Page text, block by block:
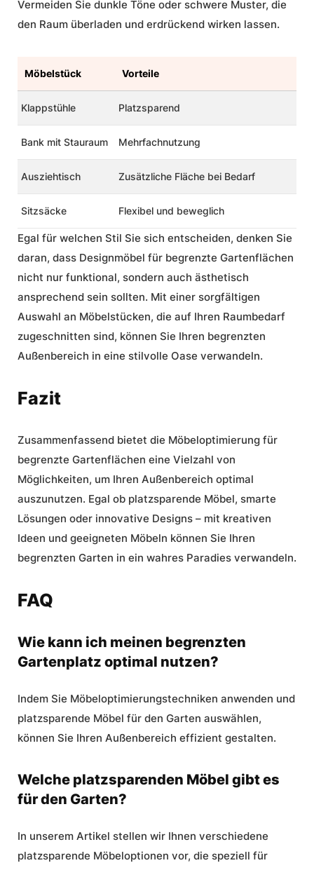
Vermeiden Sie dunkle Töne oder schwere Muster, die
den Raum überladen und erdrückend wirken lassen.
Möbelstück Vorteile
Klappstühle Platzsparend
Bank mit Stauraum Mehrfachnutzung
Ausziehtisch Zusätzliche Fläche bei Bedarf
Sitzsäcke Flexibel und beweglich
Egal für welchen Stil Sie sich entscheiden, denken Sie
daran, dass Designmöbel für begrenzte Gartenflächen
nicht nur funktional, sondern auch ästhetisch
ansprechend sein sollten. Mit einer sorgfältigen
Auswahl an Möbelstücken, die auf Ihren Raumbedarf
zugeschnitten sind, können Sie Ihren begrenzten
Außenbereich in eine stilvolle Oase verwandeln.
Fazit
Zusammenfassend bietet die Möbeloptimierung für
begrenzte Gartenflächen eine Vielzahl von
Möglichkeiten, um Ihren Außenbereich optimal
auszunutzen. Egal ob platzsparende Möbel, smarte
Lösungen oder innovative Designs – mit kreativen
Ideen und geeigneten Möbeln können Sie Ihren
begrenzten Garten in ein wahres Paradies verwandeln.
FAQ
Wie kann ich meinen begrenzten
Gartenplatz optimal nutzen?
Indem Sie Möbeloptimierungstechniken anwenden und
platzsparende Möbel für den Garten auswählen,
können Sie Ihren Außenbereich effizient gestalten.
Welche platzsparenden Möbel gibt es
für den Garten?
In unserem Artikel stellen wir Ihnen verschiedene
platzsparende Möbeloptionen vor, die speziell für